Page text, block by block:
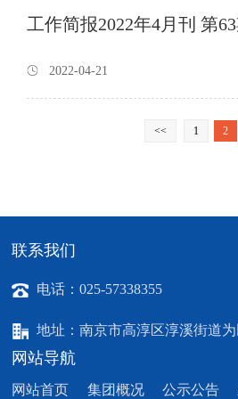
工作简报2022年4月刊 第63
2022-04-21
<< 1 2
联系我们
电话：025-57338355
地址：南京市高淳区淳溪街道
网站导航
网站首页 集团概况 公示公告